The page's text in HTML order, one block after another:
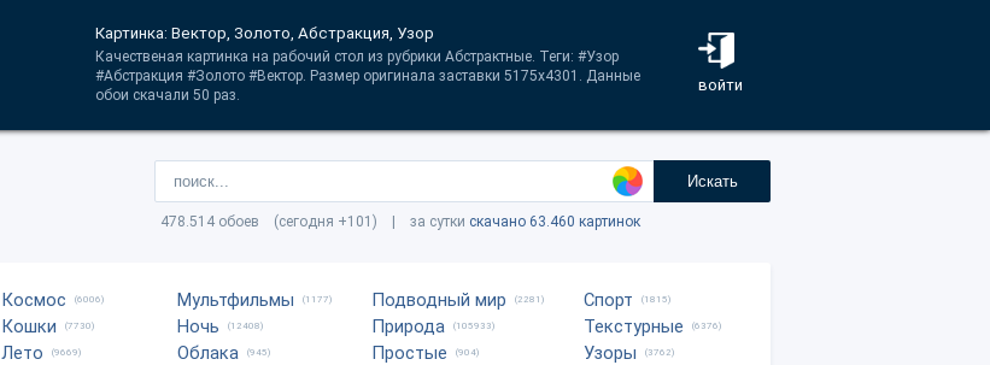
войти
Картинка: Вектор, Золото, Абстракция, Узор
Качественая картинка на рабочий стол из рубрики Абстрактные. Теги: #Узор
#Абстракция #Золото #Вектор. Размер оригинала заставки 5175x4301. Данные
обои скачали 50 раз.
Искать
478.514 обоев (сегодня +101) | за сутки скачано 63.460 картинок
Космос (6006)
Кошки (7730)
Лето (9669)
Мультфильмы (1177)
Ночь (12408)
Облака (945)
Подводный мир (2281)
Природа (105933)
Простые (904)
Спорт (1815)
Текстурные (6376)
Узоры (3762)